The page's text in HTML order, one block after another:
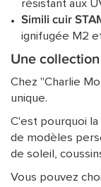
résistant aux
Simili cuir
ignifugée M2
Une
Chez "Charlie
unique.
C'est pourquoi
de modèles
de soleil,
Vous pouvez